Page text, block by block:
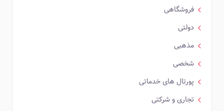
فروشگاهی
دولتی
مذهبی
شخصی
پورتال های خدماتی
تجاری و شرکتی